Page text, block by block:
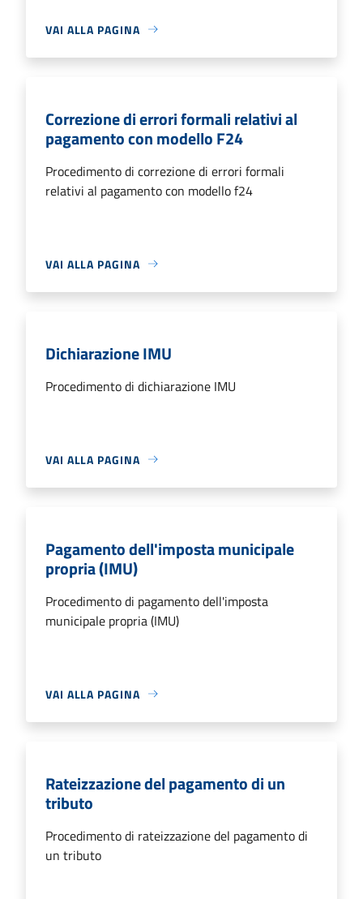
VAI ALLA PAGINA
Correzione di errori formali relativi al
pagamento con modello F24
Procedimento di correzione di errori formali
relativi al pagamento con modello f24
VAI ALLA PAGINA
Dichiarazione IMU
Procedimento di dichiarazione IMU
VAI ALLA PAGINA
Pagamento dell'imposta municipale
propria (IMU)
Procedimento di pagamento dell'imposta
municipale propria (IMU)
VAI ALLA PAGINA
Rateizzazione del pagamento di un
tributo
Procedimento di rateizzazione del pagamento di
un tributo